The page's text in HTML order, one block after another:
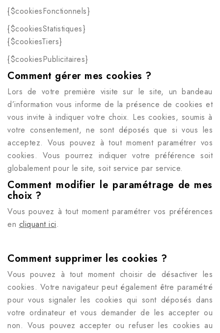
{$cookiesFonctionnels}
{$cookiesStatistiques}
{$cookiesTiers}
{$cookiesPublicitaires}
Comment gérer mes cookies ?
Lors de votre première visite sur le site, un bandeau
d’information vous informe de la présence de cookies et
vous invite à indiquer votre choix. Les cookies, soumis à
votre consentement, ne sont déposés que si vous les
acceptez. Vous pouvez à tout moment paramétrer vos
cookies. Vous pourrez indiquer votre préférence soit
globalement pour le site, soit service par service.
Comment modifier le paramétrage de mes
choix ?
Vous pouvez à tout moment paramétrer vos préférences
en cliquant ici.
Comment supprimer les cookies ?
Vous pouvez à tout moment choisir de désactiver les
cookies. Votre navigateur peut également être paramétré
pour vous signaler les cookies qui sont déposés dans
votre ordinateur et vous demander de les accepter ou
non. Vous pouvez accepter ou refuser les cookies au